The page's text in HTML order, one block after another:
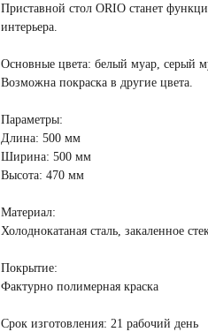
Приставной стол ORIO станет
интерьера.
Основные цвета: белый муар, серый
Возможна покраска в другие цвета.
Параметры:
Длина: 500 мм
Ширина: 500 мм
Высота: 470 мм
Материал:
Холоднокатаная сталь, закаленное
Покрытие:
Фактурно полимерная краска
Срок изготовления: 21 рабочий день